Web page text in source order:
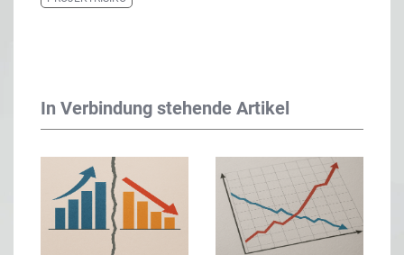
In Verbindung stehende Artikel